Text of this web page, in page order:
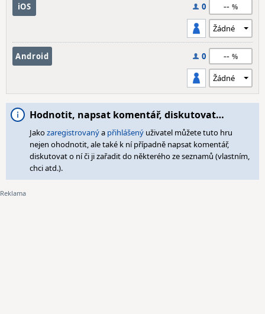
iOS 0 --
Android 0 --
Hodnotit, napsat komentář, diskutovat…
Jakozaregistrovanýa přihlášený uživatel můžete tuto hru
nejen ohodnotit, ale také k ní případně napsat komentář,
diskutovat o ní či ji zařadit do některého ze seznamů (vlastním,
chci atd.).